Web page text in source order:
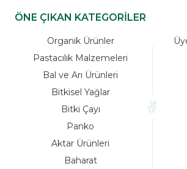
ÖNE ÇIKAN KATEGORİLER
Organik Ürünler
Pastacılık Malzemeleri
Bal ve Arı Ürünleri
Bitkisel Yağlar
Bitki Çayı
Panko
Aktar Ürünleri
Baharat